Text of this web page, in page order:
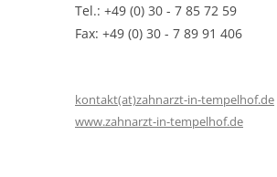
Tel.: +49 (0) 30 - 7 85 72 59
Fax: +49 (0) 30 - 7 89 91 406
kontakt(at)zahnarzt-in-tempelhof.de
www.zahnarzt-in-tempelhof.de